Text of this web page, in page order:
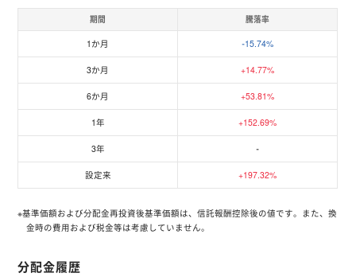
期間 騰落率
1か月 -15.74%
3か月 +14.77%
6か月 +53.81%
1年 +152.69%
3年 -
設定来 +197.32%
※基準価額および分配金再投資後基準価額は、信託報酬控除後の値です。また、換
金時の費用および税金等は考慮していません。
分配金履歴